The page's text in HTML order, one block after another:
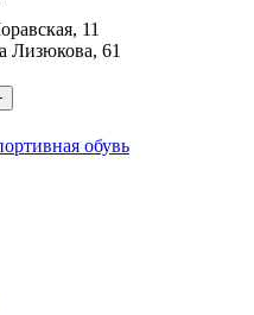
11
Лизюкова, 61
обувь